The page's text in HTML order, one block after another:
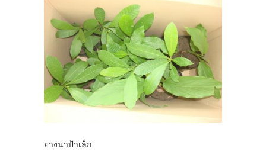
ยางนาป้าเล็ก